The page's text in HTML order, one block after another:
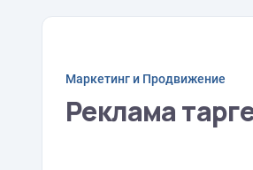
Маркетинг и Продвижение
Реклама